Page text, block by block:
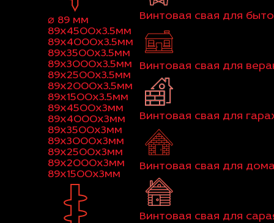
⌀ 89 мм
89x4500x3.5мм
89x4000x3.5мм
89x3500x3.5мм
89x3000x3.5мм
89x2500x3.5мм
89x2000x3.5мм
89x1500x3.5мм
89x4500x3мм
89x4000x3мм
89x3500x3мм
89x3000x3мм
89x2500x3мм
89x2000x3мм
89x1500x3мм
Винтовая свая для
Винтовая свая для
Винтовая свая для
Винтовая свая для
Винтовая свая для